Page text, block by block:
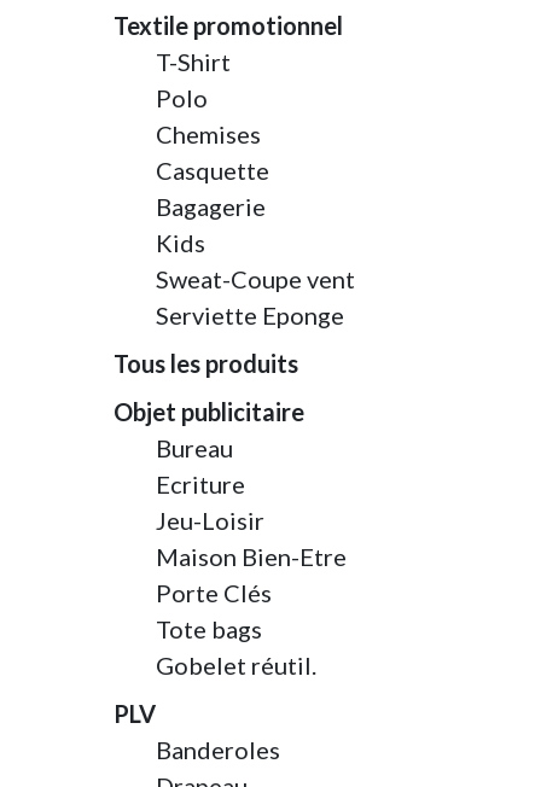
Textile promotionnel
T-Shirt
Polo
Chemises
Casquette
Bagagerie
Kids
Sweat-Coupe vent
Serviette Eponge
Tous les produits
Objet publicitaire
Bureau
Ecriture
Jeu-Loisir
Maison Bien-Etre
Porte Clés
Tote bags
Gobelet réutil.
PLV
Banderoles